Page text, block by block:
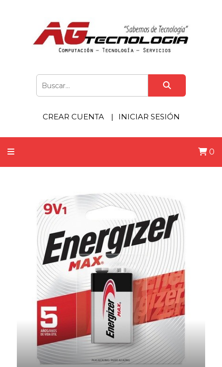
CREAR CUENTA INICIAR SESIÓN
0